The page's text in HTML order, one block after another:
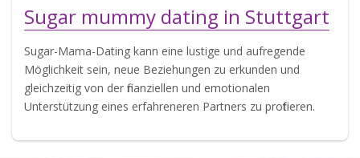
Sugar mummy dating in Stuttgart
Sugar-Mama-Dating kann eine lustige und aufregende
Möglichkeit sein, neue Beziehungen zu erkunden und
gleichzeitig von der finanziellen und emotionalen
Unterstützung eines erfahreneren Partners zu profitieren.